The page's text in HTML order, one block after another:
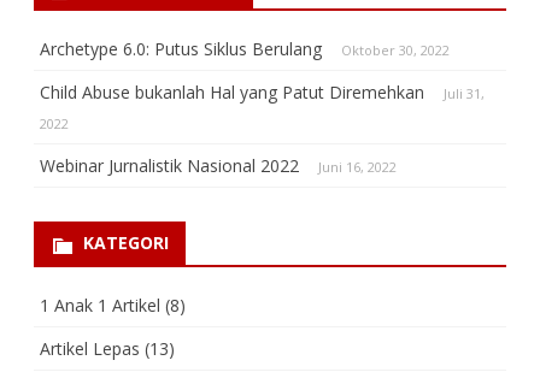
Archetype 6.0: Putus Siklus Berulang Oktober 30, 2022
Child Abuse bukanlah Hal yang Patut Diremehkan
Juli 31,
2022
Webinar Jurnalistik Nasional 2022 Juni 16, 2022
KATEGORI
1 Anak 1 Artikel (8)
Artikel Lepas (13)